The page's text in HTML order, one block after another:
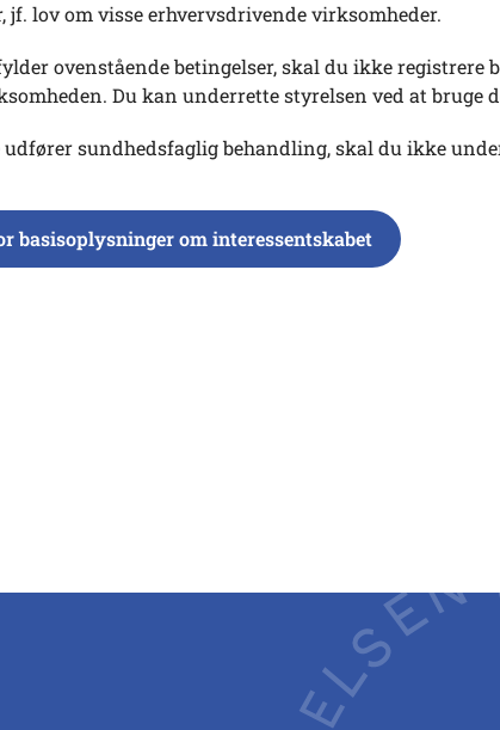
lov om visse erhvervsdrivende virksomheder.
ovenstående betingelser, skal du ikke registrere
Du kan underrette styrelsen ved at bruge
sundhedsfaglig behandling, skal du ikke
basisoplysninger om interessentskabet